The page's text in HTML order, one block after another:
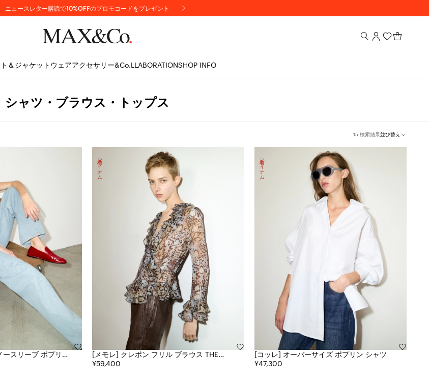
ニュースレター購読で10%OFFのプロモコードをプレゼント
＆ジャケット ウェアアクセサリー&Co.LLABORATIONSHOP INFO
シャツ・ブラウス・トップス
15 検索結果並び替え
[メモレ] クレポン フリル ブラウス THE
DATE EDIT
¥59,400
新着アイテム
[コッレ] オーバーサイズ ポプリン シャツ
¥47,300
新着アイテム